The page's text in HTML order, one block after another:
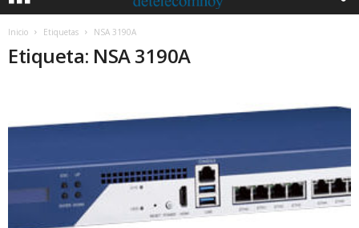
Inicio Etiquetas NSA 3190A
Etiqueta: NSA 3190A